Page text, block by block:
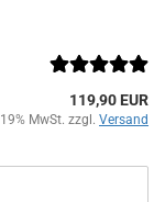
119,90 EUR
MwSt. zzgl. Versand